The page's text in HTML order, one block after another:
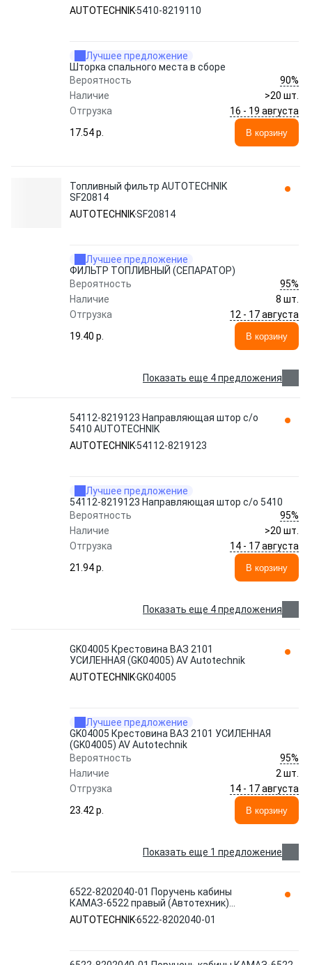
AUTOTECHNIK5410-8219110
Лучшее предложение
Шторка спального места в сборе
Вероятность
90%
Наличие
>20 шт.
Отгрузка
16 - 19 августа
17.54 p.
В корзину
Топливный фильтр AUTOTECHNIK
SF20814
AUTOTECHNIKSF20814
Лучшее предложение
ФИЛЬТР ТОПЛИВНЫЙ (СЕПАРАТОР)
Вероятность
95%
Наличие
8 шт.
Отгрузка
12 - 17 августа
19.40 p.
В корзину
Показать еще 4 предложения
54112-8219123 Направляющая штор с/о
5410 AUTOTECHNIK
AUTOTECHNIK54112-8219123
Лучшее предложение
54112-8219123 Направляющая штор с/о 5410
Вероятность
95%
Наличие
>20 шт.
Отгрузка
14 - 17 августа
21.94 p.
В корзину
Показать еще 4 предложения
GK04005 Крестовина ВАЗ 2101
УСИЛЕННАЯ (GK04005) AV Autotechnik
AUTOTECHNIKGK04005
Лучшее предложение
GK04005 Крестовина ВАЗ 2101 УСИЛЕННАЯ
(GK04005) AV Autotechnik
Вероятность
95%
Наличие
2 шт.
Отгрузка
14 - 17 августа
23.42 p.
В корзину
Показать еще 1 предложение
6522-8202040-01 Поручень кабины
КАМАЗ-6522 правый (Автотехник)
AUTOTECHNIK
AUTOTECHNIK6522-8202040-01